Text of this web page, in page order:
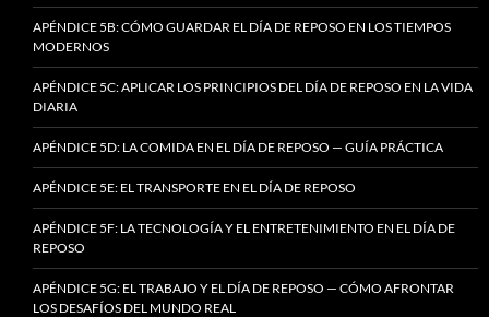
APÉNDICE 5B: CÓMO GUARDAR EL DÍA DE REPOSO EN LOS TIEMPOS
MODERNOS
APÉNDICE 5C: APLICAR LOS PRINCIPIOS DEL DÍA DE REPOSO EN LA VIDA
DIARIA
APÉNDICE 5D: LA COMIDA EN EL DÍA DE REPOSO — GUÍA PRÁCTICA
APÉNDICE 5E: EL TRANSPORTE EN EL DÍA DE REPOSO
APÉNDICE 5F: LA TECNOLOGÍA Y EL ENTRETENIMIENTO EN EL DÍA DE
REPOSO
APÉNDICE 5G: EL TRABAJO Y EL DÍA DE REPOSO — CÓMO AFRONTAR
LOS DESAFÍOS DEL MUNDO REAL